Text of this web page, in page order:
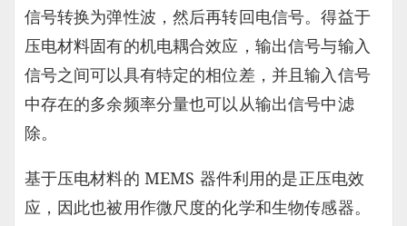
信号转换为弹性波，然后再转回电信号。得益于
压电材料固有的机电耦合效应，输出信号与输入
信号之间可以具有特定的相位差，并且输入信号
中存在的多余频率分量也可以从输出信号中滤
除。
基于压电材料的 MEMS 器件利用的是正压电效
应，因此也被用作微尺度的化学和生物传感器。